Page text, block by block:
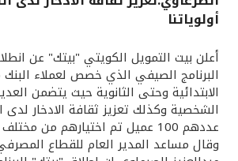
القنوات المصرفية
أدوات وخدمات
خدمات ما بعد البيع
أولوياتنا
أعلن بيت التمويل الكويتي "بيتك" عن
البرنامج الصيفي الذي خصص لعملاء
الابتدائية وحتى الثانوية حيث يتضمن
الشخصية وكذلك تعزيز ثقافة الادخار لدى
عددهم 100 عميل تم اختيارهم من
وقال مساعد المدير العام للقطاع